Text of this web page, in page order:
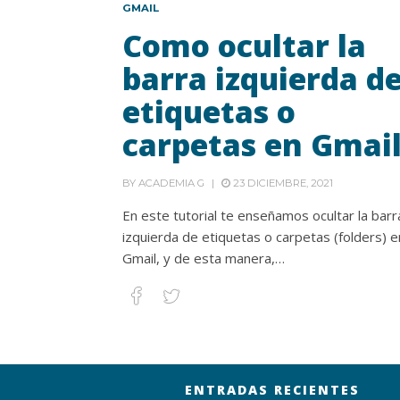
GMAIL
Como ocultar la
barra izquierda
etiquetas o
carpetas en Gmail
BY ACADEMIA G 23 DICIEMBRE, 2021
En este tutorial te enseñamos ocultar la
izquierda de etiquetas o carpetas (folders)
Gmail, y de esta manera,…
ENTRADAS RECIENTES